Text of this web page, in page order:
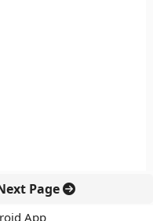
Page
App